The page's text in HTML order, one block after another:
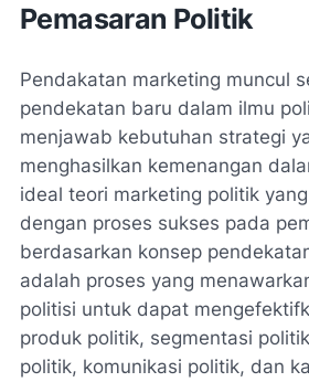
Pemasaran Politik
Pendakatan marketing muncul
pendekatan baru dalam ilmu
menjawab kebutuhan strategi
menghasilkan kemenangan
ideal teori marketing politik
dengan proses sukses pada
berdasarkan konsep
adalah proses yang
politisi untuk dapat
produk politik, segmentasi
politik, komunikasi politik, dan